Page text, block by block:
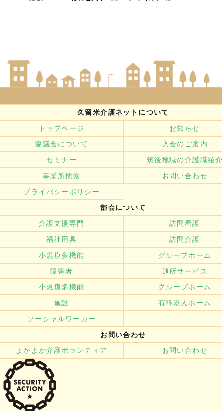
久留米介護ネットについて
トップページ
お知らせ
協議会について
入会のご案内
セミナー
筑後地域の介護職紹
事業所検索
お問い合わせ
プライバシーポリシー
部会について
介護支援専門
訪問看護
福祉用具
訪問介護
小規模多機能
グループホーム
障害者
通所サービス
小規模多機能
グループホーム
施設
有料老人ホーム
ソーシャルワーカー
お問い合わせ
よかよか介護ボランティア
お問い合わせ